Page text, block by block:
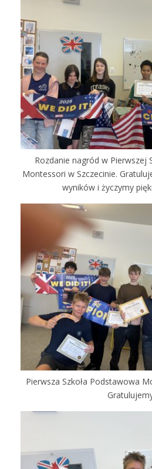
Rozdanie nagród w Pierwszej
Montessori w Szczecinie.
wyników i życzymy
Pierwsza Szkoła Podstawowa